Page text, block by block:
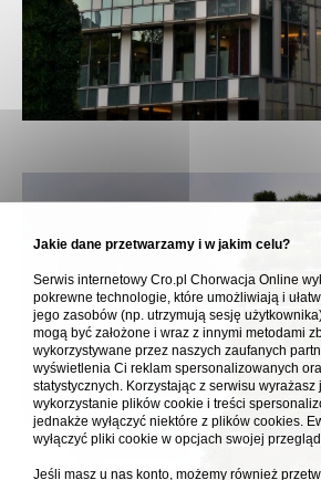
Jakie dane przetwarzamy i w jakim celu?
Serwis internetowy Cro.pl Chorwacja Online
pokrewne technologie, które umożliwiają i
jego zasobów (np. utrzymują sesję
mogą być założone i wraz z innymi metodami
wykorzystywane przez naszych zaufanych
wyświetlenia Ci reklam spersonalizowanych
statystycznych. Korzystając z serwisu
wykorzystanie plików cookie i treści
jednakże wyłączyć niektóre z plików cookies.
wyłączyć pliki cookie w opcjach swojej
Jeśli masz u nas konto, możemy również